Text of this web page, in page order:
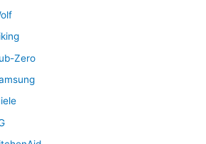
Zero